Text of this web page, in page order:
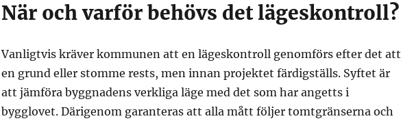
När och varför behövs det lägeskontroll?
Vanligtvis kräver kommunen att en lägeskontroll genomförs efter det att
en grund eller stomme rests, men innan projektet färdigställs. Syftet är
att jämföra byggnadens verkliga läge med det som har angetts i
bygglovet. Därigenom garanteras att alla mått följer tomtgränserna och